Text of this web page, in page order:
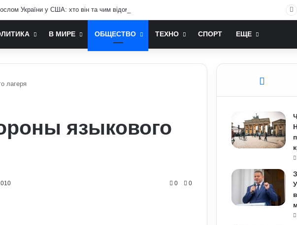
України у США: хто він та чим відомий
В МИРЕ ОБЩЕСТВО ТЕХНО СПОРТ ЕЩЕ
лагеря
языкового
0 0